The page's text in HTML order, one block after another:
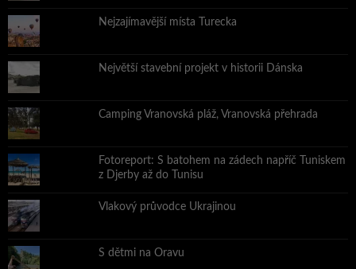
Nejzajímavější místa Turecka
Největší stavební projekt v historii Dánska
Camping Vranovská pláž, Vranovská přehrada
Fotoreport: S batohem na zádech napříč Tuniskem
z Djerby až do Tunisu
Vlakový průvodce Ukrajinou
S dětmi na Oravu